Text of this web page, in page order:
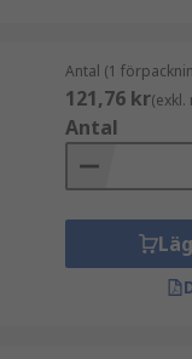
Antal (1
121,76 kr(exkl.
Antal